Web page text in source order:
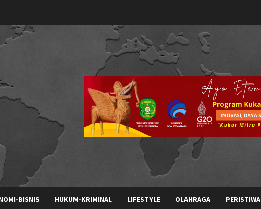
BISNIS HUKUM-KRIMINAL LIFESTYLE OLAHRAGA PERISTIWA